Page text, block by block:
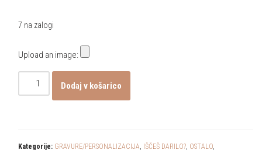
7 na zalogi
Upload an image:
Dodaj v košarico
Kategorije: GRAVURE/PERSONALIZACIJA, IŠČEŠ DARILO?, OSTALO,